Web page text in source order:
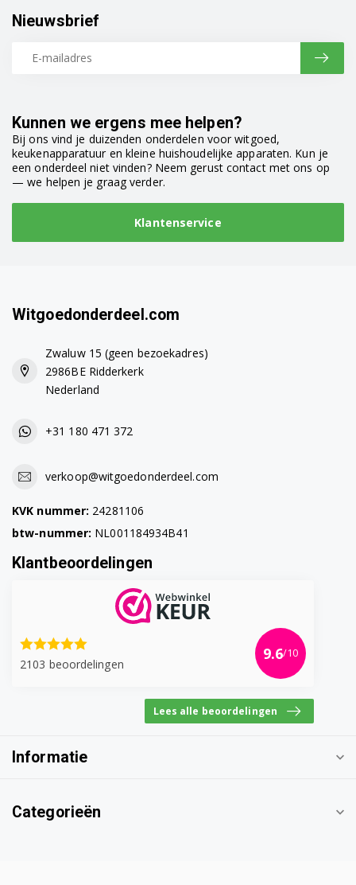
Kunnen we ergens mee helpen?
Bij ons vind je duizenden onderdelen voor witgoed,
keukenapparatuur en kleine huishoudelijke apparaten. Kun je
een onderdeel niet vinden? Neem gerust contact met ons op
— we helpen je graag verder.
Klantenservice
Nieuwsbrief
Witgoedonderdeel.com
Zwaluw 15 (geen bezoekadres)
2986BE Ridderkerk
Nederland
+31 180 471 372
verkoop@witgoedonderdeel.com
KVK nummer: 24281106
btw-nummer: NL001184934B41
Klantbeoordelingen
2103 beoordelingen
9.6/10
Lees alle beoordelingen
Informatie
Categorieën